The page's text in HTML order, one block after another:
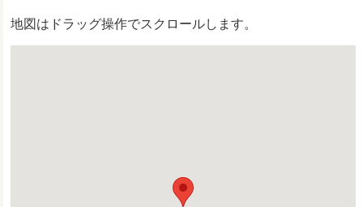
地図はドラッグ操作でスクロールします。